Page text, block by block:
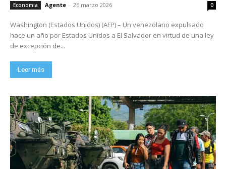
Economia Agente - 26 marzo 2026 0
Washington (Estados Unidos) (AFP) – Un venezolano expulsado
hace un año por Estados Unidos a El Salvador en virtud de una ley
de excepción de...
Leer más